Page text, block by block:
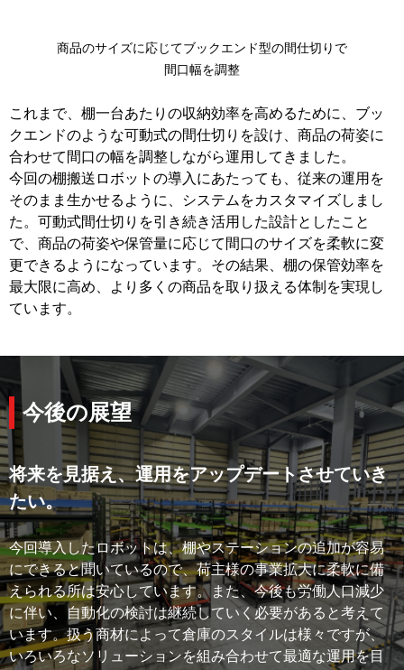
商品のサイズに応じてブックエンド型の間仕切りで
間口幅を調整
これまで、棚一台あたりの収納効率を高めるために、ブッ
クエンドのような可動式の間仕切りを設け、商品の荷姿に
合わせて間口の幅を調整しながら運用してきました。
今回の棚搬送ロボットの導入にあたっても、従来の運用を
そのまま生かせるように、システムをカスタマイズしまし
た。可動式間仕切りを引き続き活用した設計としたこと
で、商品の荷姿や保管量に応じて間口のサイズを柔軟に変
更できるようになっています。その結果、棚の保管効率を
最大限に高め、より多くの商品を取り扱える体制を実現し
ています。
今後の展望
将来を見据え、運用をアップデートさせていき
たい。
今回導入したロボットは、棚やステーションの追加が容易
にできると聞いているので、荷主様の事業拡大に柔軟に備
えられる所は安心しています。また、今後も労働人口減少
に伴い、自動化の検討は継続していく必要があると考えて
います。扱う商材によって倉庫のスタイルは様々ですが、
いろいろなソリューションを組み合わせて最適な運用を目